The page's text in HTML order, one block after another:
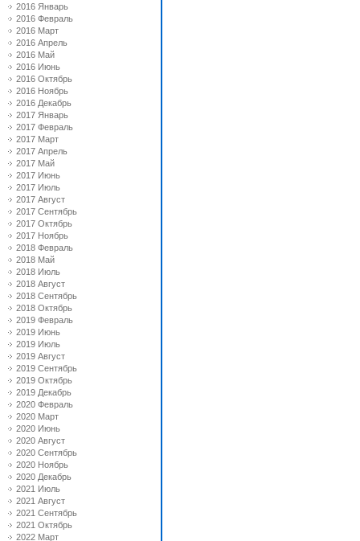
2016 Январь
2016 Февраль
2016 Март
2016 Апрель
2016 Май
2016 Июнь
2016 Октябрь
2016 Ноябрь
2016 Декабрь
2017 Январь
2017 Февраль
2017 Март
2017 Апрель
2017 Май
2017 Июнь
2017 Июль
2017 Август
2017 Сентябрь
2017 Октябрь
2017 Ноябрь
2018 Февраль
2018 Май
2018 Июль
2018 Август
2018 Сентябрь
2018 Октябрь
2019 Февраль
2019 Июнь
2019 Июль
2019 Август
2019 Сентябрь
2019 Октябрь
2019 Декабрь
2020 Февраль
2020 Март
2020 Июнь
2020 Август
2020 Сентябрь
2020 Ноябрь
2020 Декабрь
2021 Июль
2021 Август
2021 Сентябрь
2021 Октябрь
2022 Март